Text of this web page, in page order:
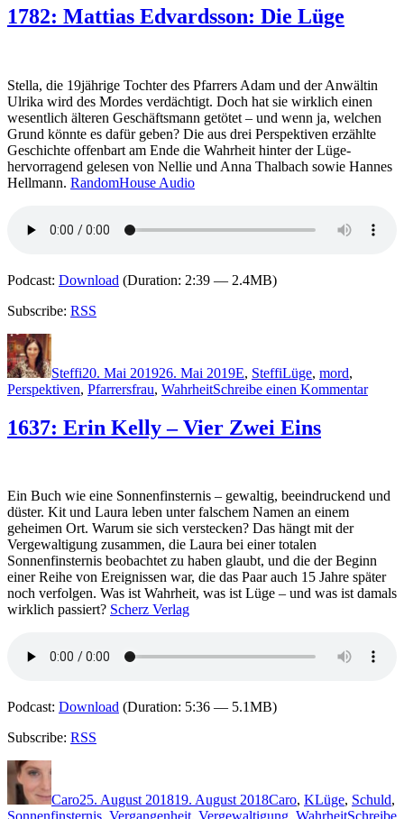
Matthew
Blake
1782: Mattias Edvardsson: Die Lüge
Stella, die 19jährige Tochter des Pfarrers Adam und der Anwältin
Ulrika wird des Mordes verdächtigt. Doch hat sie wirklich einen
wesentlich älteren Geschäftsmann getötet – und wenn ja, welchen
Grund könnte es dafür geben? Die aus drei Perspektiven erzählte
Geschichte offenbart am Ende die Wahrheit hinter der Lüge-
hervorragend gelesen von Nellie und Anna Thalbach sowie Hannes
Hellmann. RandomHouse Audio
Podcast: Download (Duration: 2:39 — 2.4MB)
Subscribe: RSS
Autor
Steffi20. Mai 201926. Mai 2019E, SteffiLüge, mord,
Perspektiven, Pfarrersfrau, WahrheitSchreibe einen Kommentarzu
1637: Erin Kelly – Vier Zwei Eins
Ein Buch wie eine Sonnenfinsternis – gewaltig, beeindruckend und
düster. Kit und Laura leben unter falschem Namen an einem
geheimen Ort. Warum sie sich verstecken? Das hängt mit der
Vergewaltigung zusammen, die Laura bei einer totalen
Sonnenfinsternis beobachtet zu haben glaubt, und die der Beginn
einer Reihe von Ereignissen war, die das Paar auch 15 Jahre später
noch verfolgen. Was ist Wahrheit, was ist Lüge – und was ist damals
wirklich passiert? Scherz Verlag
Podcast: Download (Duration: 5:36 — 5.1MB)
Subscribe: RSS
Autor
Caro25. August 201819. August 2018Caro, KLüge, Schuld,